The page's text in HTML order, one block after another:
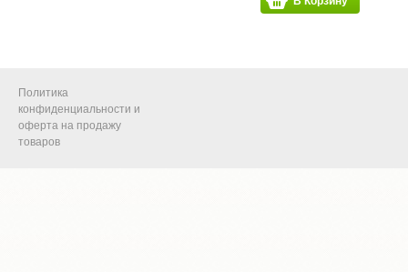
Политика
конфиденциальности и
оферта на продажу
товаров